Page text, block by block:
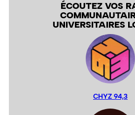
ÉCOUTEZ VOS
UNIVERSITAIRES
CHYZ 94,3